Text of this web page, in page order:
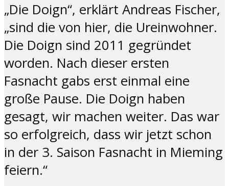
„Die Doign“, erklärt Andreas Fischer,
„sind die von hier, die Ureinwohner.
Die Doign sind 2011 gegründet
worden. Nach dieser ersten
Fasnacht gabs erst einmal eine
große Pause. Die Doign haben
gesagt, wir machen weiter. Das war
so erfolgreich, dass wir jetzt schon
in der 3. Saison Fasnacht in Mieming
feiern.“